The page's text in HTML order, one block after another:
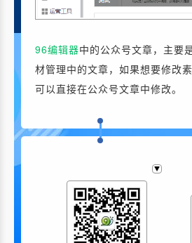
96编辑器中的公众号文章，主要
材管理中的文章，如果想要修改
可以直接在公众号文章中修改。